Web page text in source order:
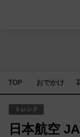
TOP おでかけ
トレンド
日本航空